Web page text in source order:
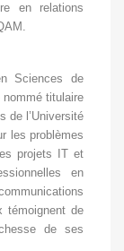
en relations
Sciences de
titulaire
de l’Université
les problèmes
projets IT et
en
témoignent de
de ses